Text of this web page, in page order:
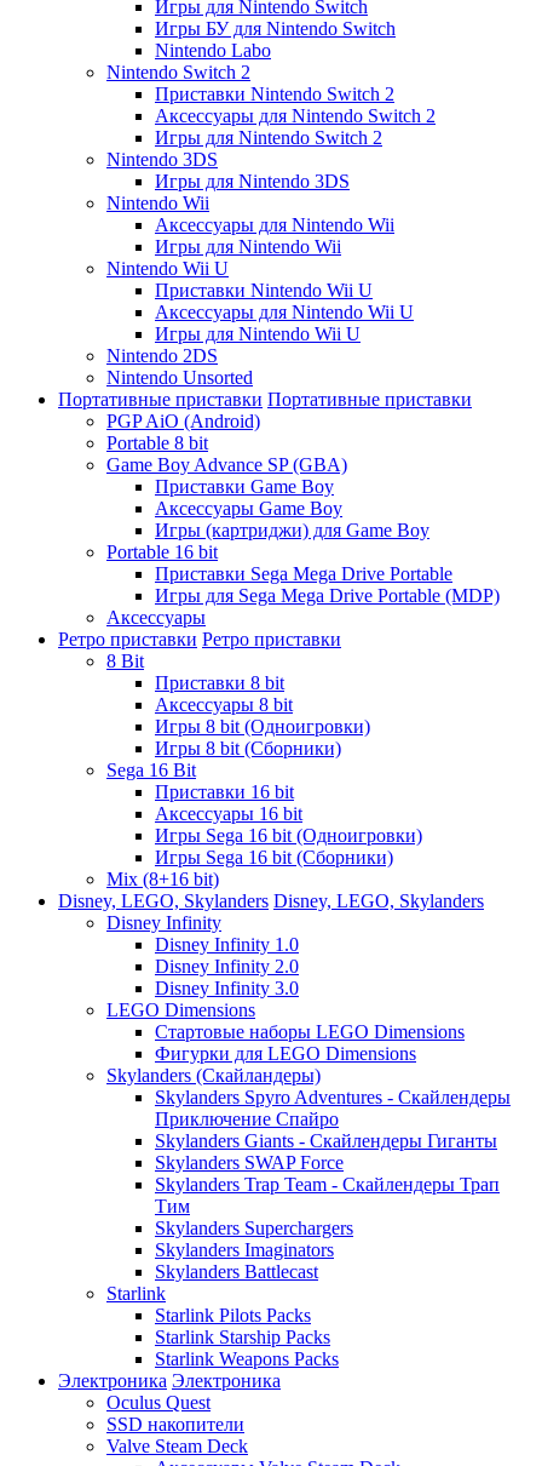
Игры для Nintendo Switch
Игры БУ для Nintendo Switch
Nintendo Labo
Nintendo Switch 2
Приставки Nintendo Switch 2
Аксессуары для Nintendo Switch 2
Игры для Nintendo Switch 2
Nintendo 3DS
Игры для Nintendo 3DS
Nintendo Wii
Аксессуары для Nintendo Wii
Игры для Nintendo Wii
Nintendo Wii U
Приставки Nintendo Wii U
Аксессуары для Nintendo Wii U
Игры для Nintendo Wii U
Nintendo 2DS
Nintendo Unsorted
Портативные приставки Портативные приставки
PGP AiO (Android)
Portable 8 bit
Game Boy Advance SP (GBA)
Приставки Game Boy
Аксессуары Game Boy
Игры (картриджи) для Game Boy
Portable 16 bit
Приставки Sega Mega Drive Portable
Игры для Sega Mega Drive Portable (MDP)
Аксессуары
Ретро приставки Ретро приставки
8 Bit
Приставки 8 bit
Аксессуары 8 bit
Игры 8 bit (Одноигровки)
Игры 8 bit (Сборники)
Sega 16 Bit
Приставки 16 bit
Аксессуары 16 bit
Игры Sega 16 bit (Одноигровки)
Игры Sega 16 bit (Сборники)
Mix (8+16 bit)
Disney, LEGO, Skylanders Disney, LEGO, Skylanders
Disney Infinity
Disney Infinity 1.0
Disney Infinity 2.0
Disney Infinity 3.0
LEGO Dimensions
Стартовые наборы LEGO Dimensions
Фигурки для LEGO Dimensions
Skylanders (Скайландеры)
Skylanders Spyro Adventures - Скайлендеры
Приключение Спайро
Skylanders Giants - Скайлендеры Гиганты
Skylanders SWAP Force
Skylanders Trap Team - Скайлендеры Трап
Тим
Skylanders Superchargers
Skylanders Imaginators
Skylanders Battlecast
Starlink
Starlink Pilots Packs
Starlink Starship Packs
Starlink Weapons Packs
Электроника Электроника
Oculus Quest
SSD накопители
Valve Steam Deck